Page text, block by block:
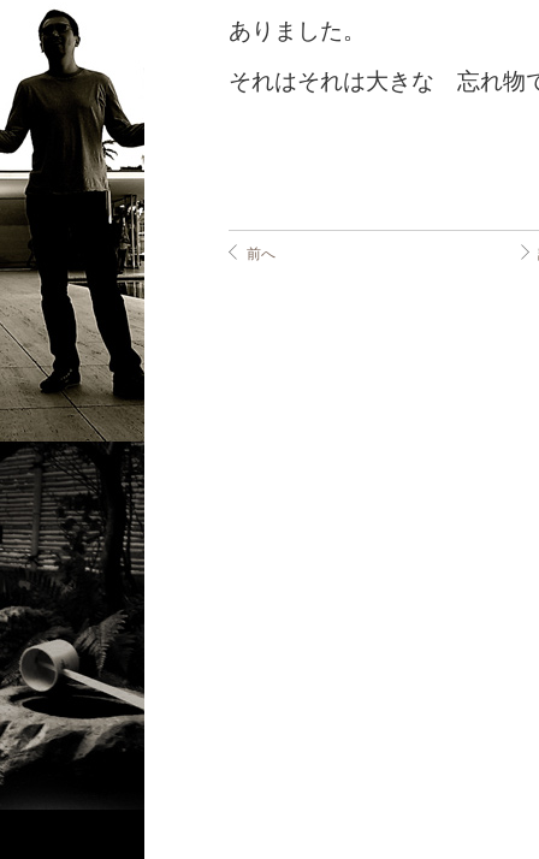
ありました。
それはそれは大きな 忘れ物
前へ